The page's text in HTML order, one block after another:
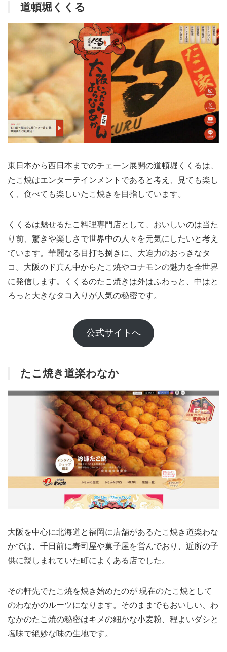
道頓堀くくる
東日本から西日本までのチェーン展開の道頓堀くくるは、
たこ焼はエンターテインメントであると考え、見ても楽し
く、食べても楽しいたこ焼きを目指しています。
くくるは魅せるたこ料理専門店として、おいしいのは当た
り前、驚きや楽しさで世界中の人々を元気にしたいと考え
ています。華麗なる目打ち捌きに、大迫力のおっきなタ
コ。大阪のド真ん中からたこ焼やコナモンの魅力を全世界
に発信します。くくるのたこ焼きは外はふわっと、中はと
ろっと大きなタコ入りが人気の秘密です。
公式サイトへ
たこ焼き道楽わなか
大阪を中心に北海道と福岡に店舗があるたこ焼き道楽わな
かでは、千日前に寿司屋や菓子屋を営んでおり、近所の子
供に親しまれていた町によくある店でした。
その軒先でたこ焼を焼き始めたのが 現在のたこ焼として
のわなかのルーツになります。そのままでもおいしい、わ
なかのたこ焼の秘密はキメの細かな小麦粉、程よいダシと
塩味で絶妙な味の生地です。